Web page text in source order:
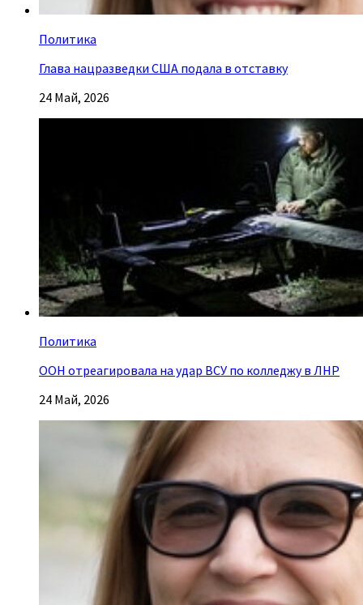
Политика
Глава нацразведки США подала в отставку
24 Май, 2026
Политика
ООН отреагировала на удар ВСУ по колледжу в ЛНР
24 Май, 2026